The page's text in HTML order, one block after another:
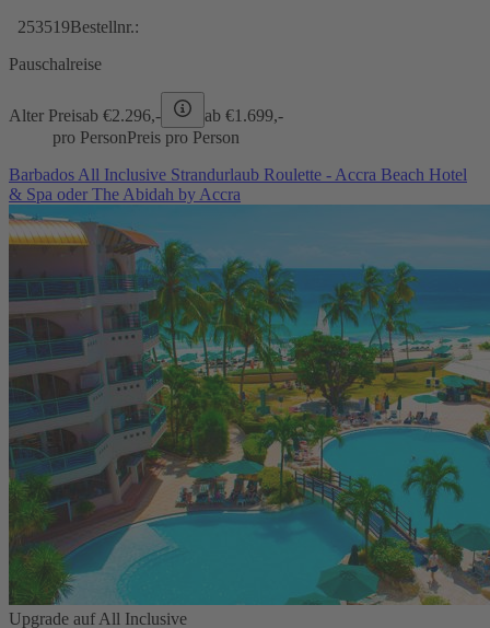
253519Bestellnr.:
Pauschalreise
Alter Preisab €2.296,- ab €1.699,-
pro PersonPreis pro Person
Barbados All Inclusive Strandurlaub Roulette - Accra Beach Hotel
& Spa oder The Abidah by Accra
Upgrade auf All Inclusive